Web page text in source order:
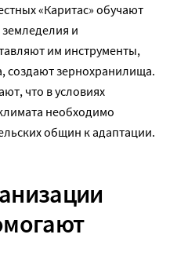
«Каритас» обучают
и
им инструменты,
создают зернохранилища.
что в условиях
необходимо
общин к адаптации.